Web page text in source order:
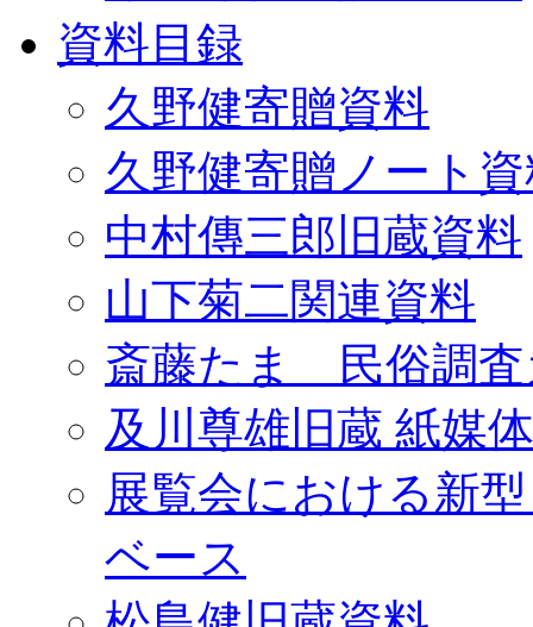
資料目録
久野健寄贈資料
久野健寄贈ノート
中村傳三郎旧蔵資料
山下菊二関連資料
斎藤たま 民俗調査
及川尊雄旧蔵 紙媒
展覧会における新
ベース